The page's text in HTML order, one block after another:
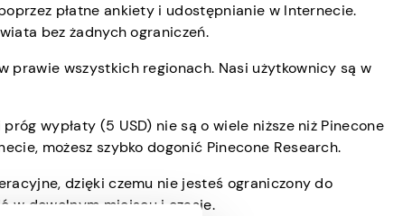
płatne ankiety i udostępnianie w Internecie.
bez żadnych ograniczeń.
prawie wszystkich regionach. Nasi użytkownicy są w
wypłaty (5 USD) nie są o wiele niższe niż Pinecone
możesz szybko dogonić Pinecone Research.
dzięki czemu nie jesteś ograniczony do
w dowolnym miejscu i czasie.